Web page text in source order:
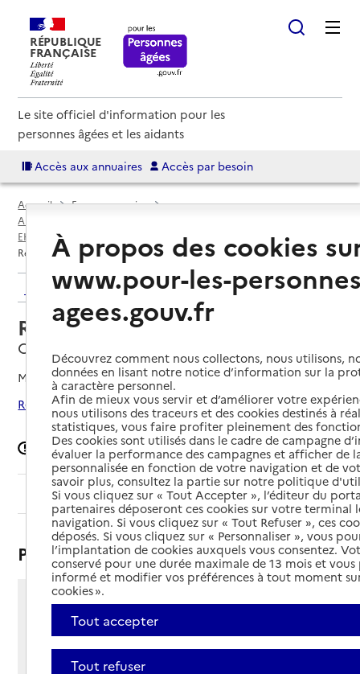
RÉPUBLIQUE
FRANÇAISE
Le site officiel d'information pour les
personnes âgées et les aidants
Accès aux annuaires Accès par besoin
Accueil
Espace annuaire
Annuaire EHPAD et maisons de retraite
EHPAD par département
Mayenne (53)
Chemazé
Résidence Bon accueil
Retour aux résultats de l'annuaire
Résidence Bon accueil
Chemazé, MAYENNE
Mis à jour le28/04/2025
Rechercher les établissements autour de Chemazé
Signaler une erreur
Sommaire
Présentation
4 rue du Bon Accueil
53200 - Chemazé
Téléphone :
À propos des cookies
www.pour-les-
agees.gouv.fr
Découvrez comment nous collectons, nous utilisons,
données en lisant notre notice d’information sur la
à caractère personnel.
Afin de mieux vous servir et d’améliorer votre
nous utilisons des traceurs et des cookies destinés à
statistiques, vous faire profiter pleinement des
Des cookies sont utilisés dans le cadre de campagne
évaluer la performance des campagnes et afficher de
personnalisée en fonction de votre navigation et de
savoir plus, consultez la partie sur notre politique
Si vous cliquez sur « Tout Accepter », l’éditeur du
partenaires déposeront ces cookies sur votre terminal
navigation. Si vous cliquez sur « Tout Refuser », ces
déposés. Si vous cliquez sur « Personnaliser », vous
l’implantation de cookies auxquels vous consentez.
conservé pour une durée maximale de 13 mois et
informé et modifier vos préférences à tout moment
cookies ».
Tout accepter
Tout refuser